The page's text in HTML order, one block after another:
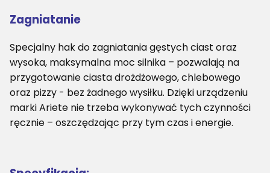
Zagniatanie
Specjalny hak do zagniatania gęstych ciast oraz
wysoka, maksymalna moc silnika – pozwalają na
przygotowanie ciasta drożdżowego, chlebowego
oraz pizzy - bez żadnego wysiłku. Dzięki urządzeniu
marki Ariete nie trzeba wykonywać tych czynności
ręcznie – oszczędzając przy tym czas i energie.